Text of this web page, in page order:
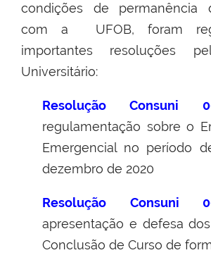
condições de permanência
com a UFOB, foram
importantes resoluções
Universitário:
ResoluçãoConsuni
regulamentação sobre o
Emergencial no período
dezembro de 2020
Resolução Consuni
apresentação e defesa
Conclusão de Curso de